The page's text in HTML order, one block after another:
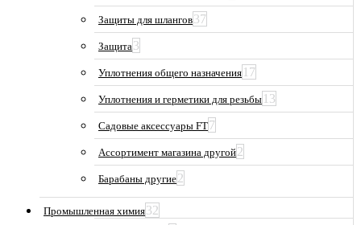
Защиты для шлангов37
Защита3
Уплотнения общего назначения 17
Уплотнения и герметики для резьбы 13
Садовые аксессуары FT7
Ассортимент магазина другой2
Барабаны другие2
Промышленная химия32